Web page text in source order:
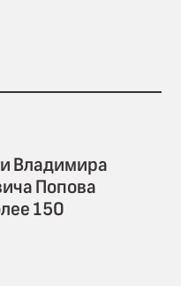
Владимира
Попова
150